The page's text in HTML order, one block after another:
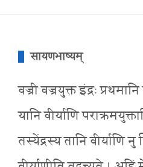
सायणभाष्यम्
वज्री वज्रयुक्त इंद्रः
यानि वीर्याणि
तस्येंद्रस्य तानि वीर्याणि नु